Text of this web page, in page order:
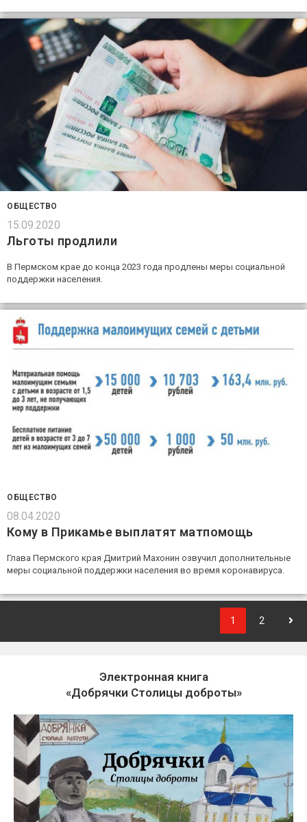
ОБЩЕСТВО
15.09.2020
Льготы продлили
В Пермском крае до конца 2023 года продлены меры социальной
поддержки населения.
ОБЩЕСТВО
08.04.2020
Кому в Прикамье выплатят матпомощь
Глава Пермского края Дмитрий Махонин озвучил дополнительные
меры социальной поддержки населения во время коронавируса.
1 2
Электронная книга
«Добрячки Столицы доброты»